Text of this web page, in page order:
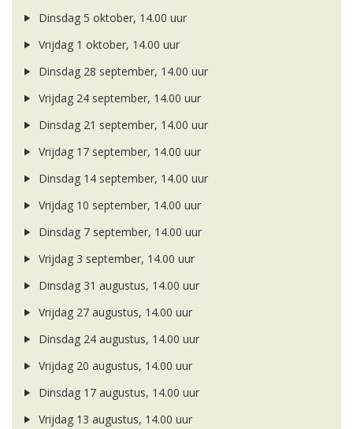
Dinsdag 5 oktober, 14.00 uur
Vrijdag 1 oktober, 14.00 uur
Dinsdag 28 september, 14.00 uur
Vrijdag 24 september, 14.00 uur
Dinsdag 21 september, 14.00 uur
Vrijdag 17 september, 14.00 uur
Dinsdag 14 september, 14.00 uur
Vrijdag 10 september, 14.00 uur
Dinsdag 7 september, 14.00 uur
Vrijdag 3 september, 14.00 uur
Dinsdag 31 augustus, 14.00 uur
Vrijdag 27 augustus, 14.00 uur
Dinsdag 24 augustus, 14.00 uur
Vrijdag 20 augustus, 14.00 uur
Dinsdag 17 augustus, 14.00 uur
Vrijdag 13 augustus, 14.00 uur